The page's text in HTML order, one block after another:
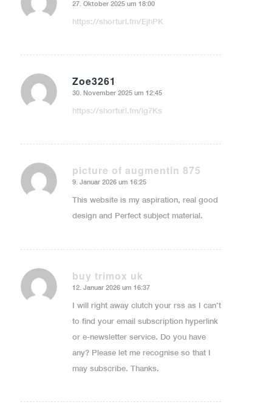
sagte:
27. Oktober 2025 um 18:00
https://shorturl.fm/EjhPK
Zoe3261
sagte:
30. November 2025 um 12:45
https://shorturl.fm/lg7Ks
picture of augmentin 875
sagte:
9. Januar 2026 um 16:25
This website is my aspiration, real good
design and Perfect subject material.
buy trimox uk
sagte:
12. Januar 2026 um 16:37
I will right away clutch your rss as I can’t
to find your email subscription hyperlink
or e-newsletter service. Do you have
any? Please let me recognise so that I
may subscribe. Thanks.